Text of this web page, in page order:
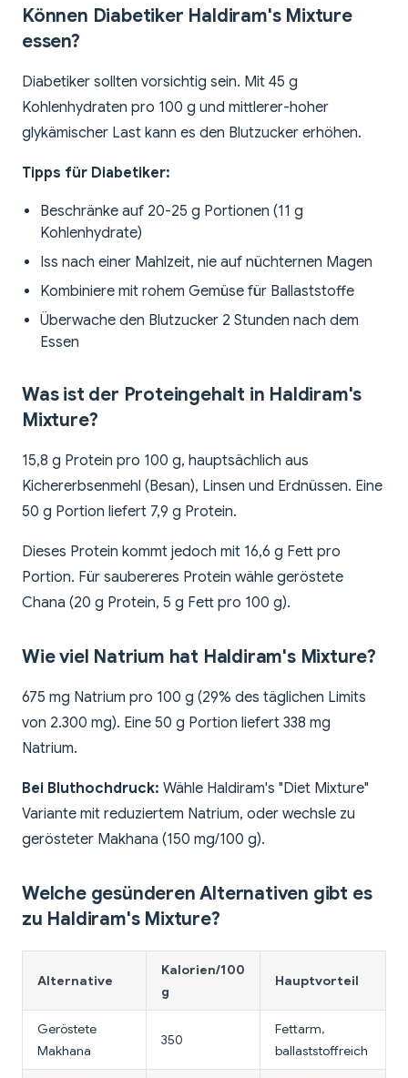
Können Diabetiker Haldiram's Mixture
essen?
Diabetiker sollten vorsichtig sein. Mit 45 g
Kohlenhydraten pro 100 g und mittlerer-hoher
glykämischer Last kann es den Blutzucker erhöhen.
Tipps für Diabetiker:
Beschränke auf 20-25 g Portionen (11 g
Kohlenhydrate)
Iss nach einer Mahlzeit, nie auf nüchternen Magen
Kombiniere mit rohem Gemüse für Ballaststoffe
Überwache den Blutzucker 2 Stunden nach dem
Essen
Was ist der Proteingehalt in Haldiram's
Mixture?
15,8 g Protein pro 100 g, hauptsächlich aus
Kichererbsenmehl (Besan), Linsen und Erdnüssen. Eine
50 g Portion liefert 7,9 g Protein.
Dieses Protein kommt jedoch mit 16,6 g Fett pro
Portion. Für saubereres Protein wähle geröstete
Chana (20 g Protein, 5 g Fett pro 100 g).
Wie viel Natrium hat Haldiram's Mixture?
675 mg Natrium pro 100 g (29% des täglichen Limits
von 2.300 mg). Eine 50 g Portion liefert 338 mg
Natrium.
Bei Bluthochdruck: Wähle Haldiram's "Diet Mixture"
Variante mit reduziertem Natrium, oder wechsle zu
gerösteter Makhana (150 mg/100 g).
Welche gesünderen Alternativen gibt es
zu Haldiram's Mixture?
Alternative
Kalorien/100
g
Hauptvorteil
Geröstete
Makhana
350
Fettarm,
ballaststoffreich